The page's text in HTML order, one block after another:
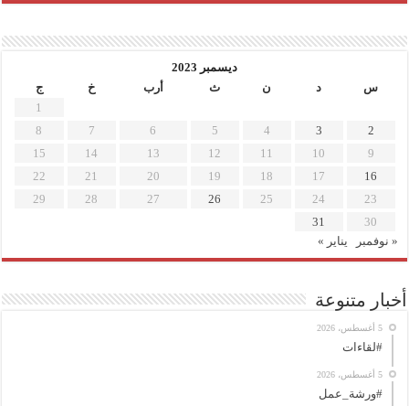
ديسمبر 2023
س
د ن ث أرب خ
ج
1
2
3
4
5
6
7
8
9
10
11
12
13
14
15
16
17
18
19
20
21
22
23
24
25
26
27
28
29
30
31
« نوفمبر
يناير »
أخبار متنوعة
5 أغسطس، 2026
#لقاءات
5 أغسطس، 2026
#ورشة_عمل